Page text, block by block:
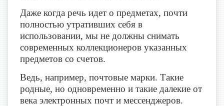
Даже когда речь идет о предметах, почти
полностью утративших себя в
использовании, мы не должны снимать
современных коллекционеров указанных
предметов со счетов.
Ведь, например, почтовые марки. Такие
родные, но одновременно и такие далекие от
века электронных почт и мессенджеров.